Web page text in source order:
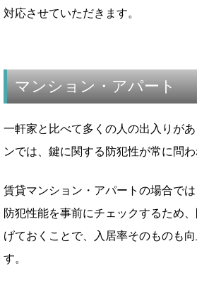
対応させていただきます。
マンション・アパート
一軒家と比べて多くの人の出入りが
ンでは、鍵に関する防犯性が常に問わ
賃貸マンション・アパートの場合で
防犯性能を事前にチェックするため
げておくことで、入居率そのものも
す。